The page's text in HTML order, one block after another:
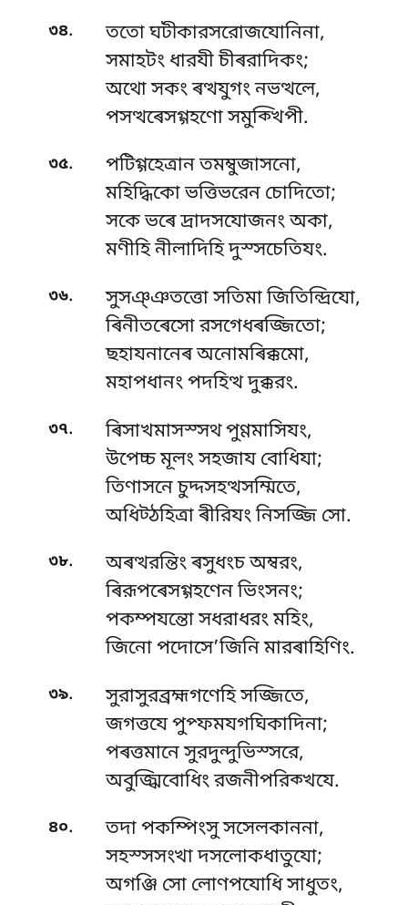
৩৪.
ততো ঘটীকারসরোজযোনিনা,
সমাহটং ধারযী চীৰরাদিকং;
অথো সকং ৰত্থযুগং নভত্থলে,
পসত্থৰেসগ্গহণো সমুক্খিপী.
৩৫.
পটিগ্গহেত্ৰান তমম্বুজাসনো,
মহিদ্ধিকো ভত্তিভরেন চোদিতো;
সকে ভৰে দ্ৰাদসযোজনং অকা,
মণীহি নীলাদিহি দুস্সচেতিযং.
৩৬.
সুসঞ্ঞতত্তো সতিমা জিতিন্দ্রিযো,
ৰিনীতৰেসো রসগেধৰজ্জিতো;
ছহাযনানেৰ অনোমৰিক্কমো,
মহাপধানং পদহিত্থ দুক্করং.
৩৭.
ৰিসাখমাসস্সথ পুণ্ণমাসিযং,
উপেচ্চ মূলং সহজায বোধিযা;
তিণাসনে চুদ্দসহত্থসম্মিতে,
অধিট্ঠহিত্ৰা ৰীরিযং নিসজ্জি সো.
৩৮.
অৰত্থরন্তিং ৰসুধংচ অম্বরং,
ৰিরূপৰেসগ্গহণেন ভিংসনং;
পকম্পযন্তো সধরাধরং মহিং,
জিনো পদোসে’জিনি মারৰাহিণিং.
৩৯.
সুরাসুরব্রহ্মগণেহি সজ্জিতে,
জগত্তযে পুপ্ফমযগঘিকাদিনা;
পৰত্তমানে সুরদুন্দুভিস্সরে,
অবুজ্ঝিবোধিং রজনীপরিক্খযে.
৪০.
তদা পকম্পিংসু সসেলকাননা,
সহস্সসংখা দসলোকধাতুযো;
অগঞ্জি সো লোণপযোধি সাধুতং,